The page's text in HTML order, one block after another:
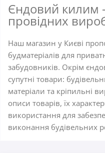
Єндовий килим -
провідних
Наш магазин у Києві
будматеріалів для
забудовників. Окрім
супутні товари:
матеріали та кріпильні
описи товарів, їх
використання для
виконання будівельних